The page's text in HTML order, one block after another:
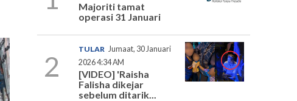
Majoriti tamat
operasi 31 Januari
2
TULAR Jumaat, 30 Januari
2026 4:34 AM
[VIDEO] 'Raisha
Falisha dikejar
sebelum ditarik...